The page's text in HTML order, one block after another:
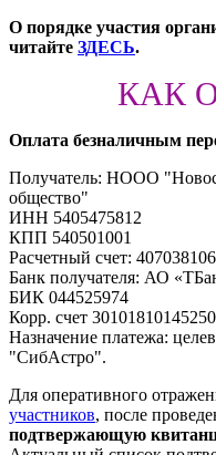
О порядке участия
читайте ЗДЕСЬ.
КАК
Оплата безналичным
Получатель: НООО
общество"
ИНН 5405475812
КПП 540501001
Расчетный счет:
Банк получателя: АО
БИК 044525974
Корр. счет
Назначение платежа:
"СибАстро".
Для оперативного
участников, после
подтвержающую